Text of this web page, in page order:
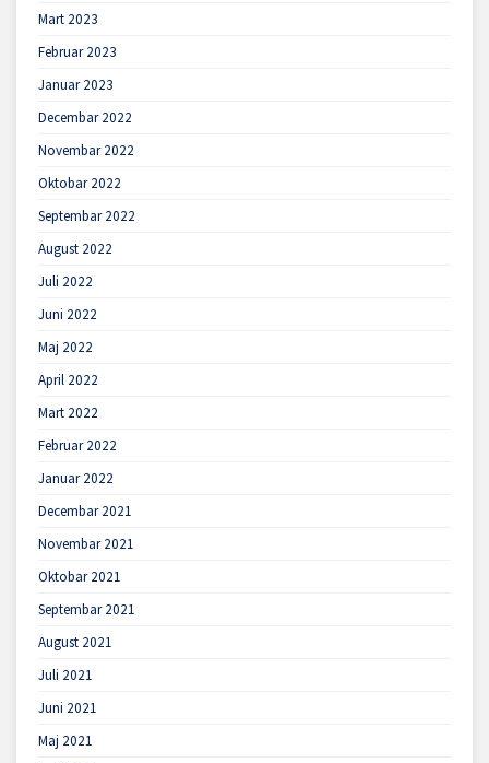
Mart 2023
Februar 2023
Januar 2023
Decembar 2022
Novembar 2022
Oktobar 2022
Septembar 2022
August 2022
Juli 2022
Juni 2022
Maj 2022
April 2022
Mart 2022
Februar 2022
Januar 2022
Decembar 2021
Novembar 2021
Oktobar 2021
Septembar 2021
August 2021
Juli 2021
Juni 2021
Maj 2021